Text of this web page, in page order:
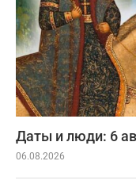
Даты и люди: 6
06.08.2026